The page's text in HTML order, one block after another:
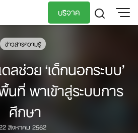
บริจาค
ข่าวสารความรู้
ลช่วย ‘เด็กนอกระบบ’
นที่ พาเข้าสู่ระบบการ
ศึกษา
สิงหาคม 2562